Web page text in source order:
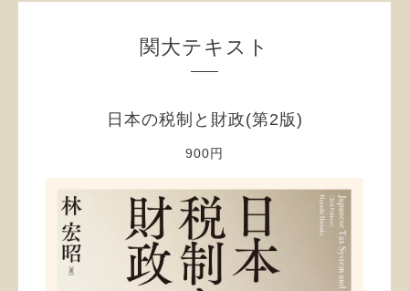
関大テキスト
日本の税制と財政(第2版)
900円